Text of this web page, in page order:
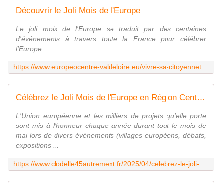
Découvrir le Joli Mois de l'Europe
Le joli mois de l'Europe se traduit par des centaines
d'événements à travers toute la France pour célébrer
l'Europe.
Célébrez le Joli Mois de l'Europe en Région Centre-Val de Loire du 1er au 31 mai 2025 - VIVRE AUTREMENT VOS LOISIRS avec Clodelle
L'Union européenne et les milliers de projets qu'elle porte
sont mis à l'honneur chaque année durant tout le mois de
mai lors de divers événements (villages européens, débats,
expositions ...